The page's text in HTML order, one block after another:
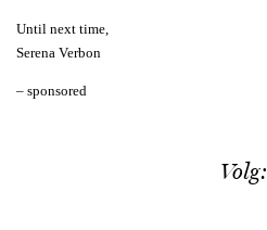
Until next time,
Serena Verbon
– sponsored
Volg: